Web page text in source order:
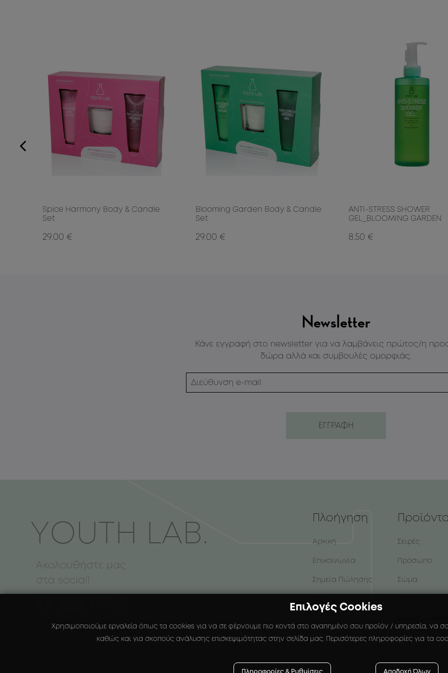
Spice Harmony Body & Candle
Set
29.00 €
Blooming Garden Body & Candle
Set
29.00 €
ANTI-STRESS SHOWER
GEL_BLOOMING GARDEN
8.50 €
Newsletter
Κάνε εγγραφή στο newsletter για να λαμβάνεις πρώτος/η
δώρα αλλά και συμβουλές ομορφιάς.
ΥOUTH LAB.
Ακολουθήστε μας
στα social!
Πλοήγηση
Αρχική
Επικοινωνία
Σημεία Πώλησης
Σειρές
Πρόσωπο
Σώμα
Επιλογές Cookies
Χρησιμοποιούμε εργαλεία όπως τα cookies για να σε φέρνουμε πιο κοντά στο αγαπημένο σου προϊόν / υπηρεσία, να σου
καθώς και για σκοπούς ανάλυσης επισκεψιμότητας στην σελίδα μας. Περισότερες πληροφορίες για τα
Πληροφορίες & Ρυθμίσεις Αποδοχή Όλων